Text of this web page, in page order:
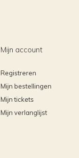
Mijn account
Registreren
Mijn bestellingen
Mijn tickets
Mijn verlanglijst